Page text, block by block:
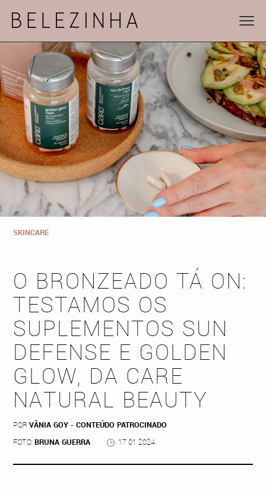
SKINCARE
O BRONZEADO TÁ ON:
TESTAMOS OS
SUPLEMENTOS SUN
DEFENSE E GOLDEN
GLOW, DA CARE
NATURAL BEAUTY
PORVÂNIA GOY - CONTEÚDO PATROCINADO
FOTO:BRUNA GUERRA 17 01 2024